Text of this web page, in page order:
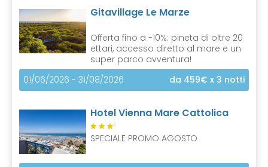
Gitavillage Le Marze
Offerta fino a -10%: pineta di oltre 20
ettari, accesso diretto al mare e un
super parco avventura!
01/06/2026 - 31/08/2026
da 459€ x 3 notti
Hotel Vienna Mare Cattolica
S
SPECIALE PROMO AGOSTO